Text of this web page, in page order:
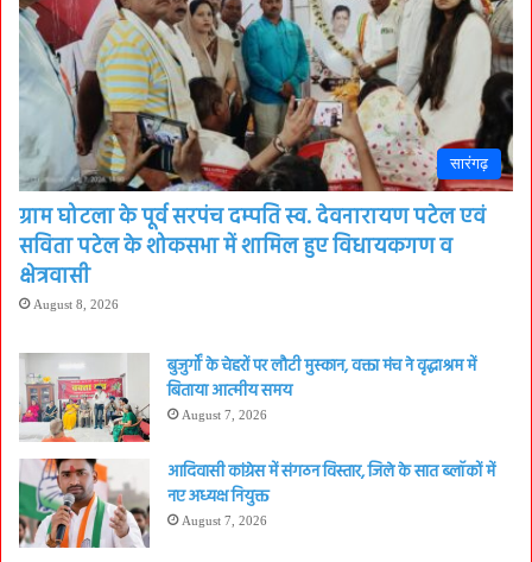
सारंगढ़
ग्राम घोटला के पूर्व सरपंच दम्पति स्व. देवनारायण पटेल एवं
सविता पटेल के शोकसभा में शामिल हुए विधायकगण व
क्षेत्रवासी
August 8, 2026
बुजुर्गों के चेहरों पर लौटी मुस्कान, वक्ता मंच ने वृद्धाश्रम में
बिताया आत्मीय समय
August 7, 2026
आदिवासी कांग्रेस में संगठन विस्तार, जिले के सात ब्लॉकों में
नए अध्यक्ष नियुक्त
August 7, 2026